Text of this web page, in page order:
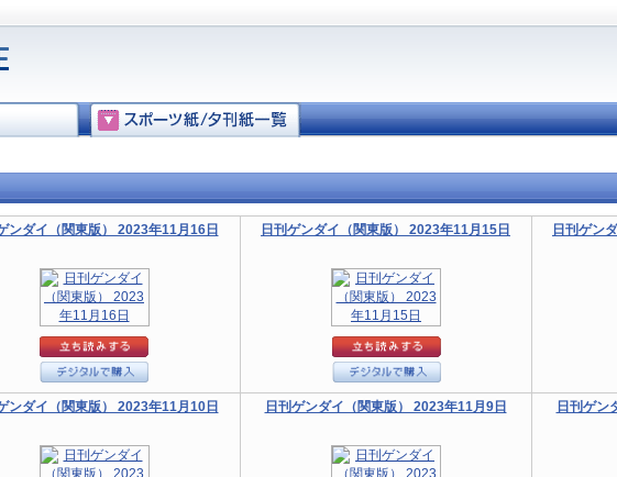
ンダイ（関東版） 2023年11月16日 日刊ゲンダイ（関東版） 2023年11月15日 日刊ゲン
ンダイ（関東版） 2023年11月10日 日刊ゲンダイ（関東版） 2023年11月9日 日刊ゲン